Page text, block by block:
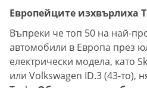
Европейците изхвърлиха
Въпреки че топ 50 на най-
автомобили в Европа през
електрически модела, като
или Volkswagen ID.3 (43-то),